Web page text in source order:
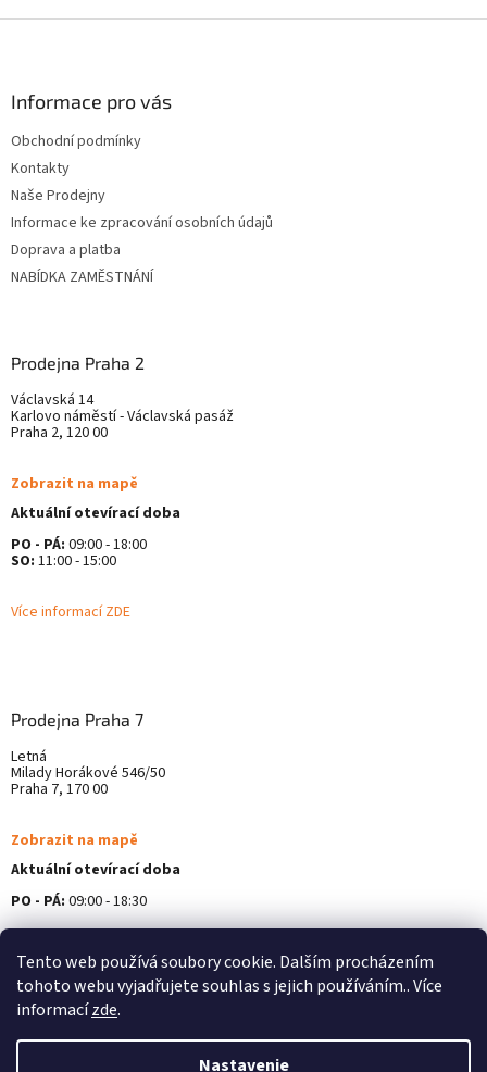
Tento web používá soubory cookie. Dalším procházením
tohoto webu vyjadřujete souhlas s jejich používáním.. Více
informacízde.
Nastavenie
Informace pro vás
Obchodní podmínky
Kontakty
Naše Prodejny
Informace ke zpracování osobních údajů
Doprava a platba
NABÍDKA ZAMĚSTNÁNÍ
Prodejna Praha 2
Václavská 14
Karlovo náměstí - Václavská pasáž
Praha 2, 120 00
Zobrazit na mapě
Aktuální otevírací doba
PO - PÁ: 09:00 - 18:00
SO: 11:00 - 15:00
Více informací ZDE
Prodejna Praha 7
Letná
Milady Horákové 546/50
Praha 7, 170 00
Zobrazit na mapě
Aktuální otevírací doba
PO - PÁ: 09:00 - 18:30
Více informací ZDE